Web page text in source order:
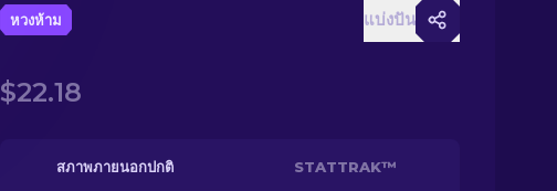
หวงห้าม แบ่งปัน
$22.18
สภาพภายนอกปกติ STATTRAK™